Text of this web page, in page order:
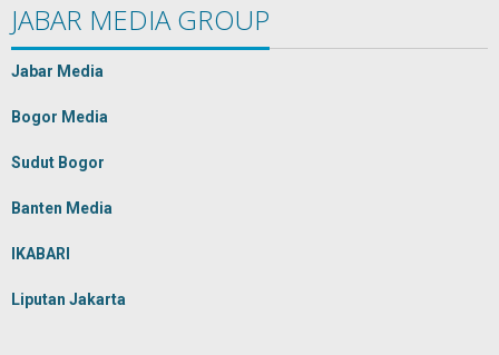
JABAR MEDIA GROUP
Jabar Media
Bogor Media
Sudut Bogor
Banten Media
IKABARI
Liputan Jakarta